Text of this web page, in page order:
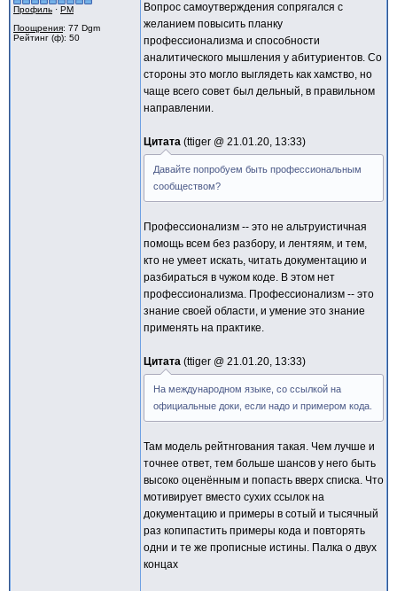
Профиль · PM
Поощрения: 77 Dgm
Рейтинг (ф): 50
Вопрос самоутверждения сопрягался с
желанием повысить планку
профессионализма и способности
аналитического мышления у абитуриентов. Со
стороны это могло выглядеть как хамство, но
чаще всего совет был дельный, в правильном
направлении.
Цитата ttiger @ 21.01.20, 13:33
Давайте попробуем быть профессиональным
сообществом?
Профессионализм -- это не альтруистичная
помощь всем без разбору, и лентяям, и тем,
кто не умеет искать, читать документацию и
разбираться в чужом коде. В этом нет
профессионализма. Профессионализм -- это
знание своей области, и умение это знание
применять на практике.
Цитата ttiger @ 21.01.20, 13:33
На международном языке, со ссылкой на
официальные доки, если надо и примером кода.
Там модель рейтнгования такая. Чем лучше и
точнее ответ, тем больше шансов у него быть
высоко оценённым и попасть вверх списка. Что
мотивирует вместо сухих ссылок на
документацию и примеры в сотый и тысячный
раз копипастить примеры кода и повторять
одни и те же прописные истины. Палка о двух
концах